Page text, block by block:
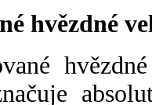
hvězdné